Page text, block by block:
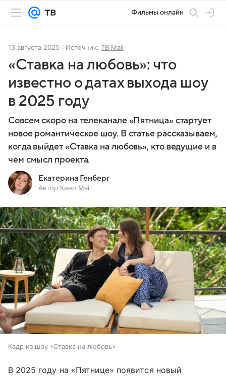
Фильмы онлайн
13 августа 2025 Источник: ТВ Mail
«Ставка на любовь»: что
известно о датах выхода шоу
в 2025 году
Совсем скоро на телеканале «Пятница» стартует
новое романтическое шоу. В статье рассказываем,
когда выйдет «Ставка на любовь», кто ведущие и в
чем смысл проекта.
Екатерина Генберг
Автор Кино Mail
Кадр из шоу «Ставка на любовь»
В 2025 году на «Пятнице» появится новый